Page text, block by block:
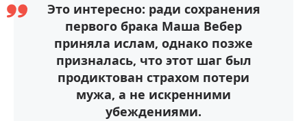
Это интересно: ради сохранения
первого брака Маша Вебер
приняла ислам, однако позже
призналась, что этот шаг был
продиктован страхом потери
мужа, а не искренними
убеждениями.